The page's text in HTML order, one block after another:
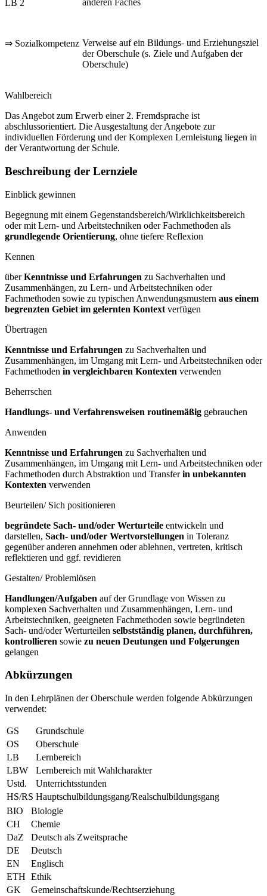
LB 2
anderen Faches
⇒ Sozialkompetenz Verweise auf ein Bildungs- und Erziehungsziel
der Oberschule (s. Ziele und Aufgaben der
Oberschule)
Wahlbereich
Das Angebot zum Erwerb einer 2. Fremdsprache ist
abschlussorientiert. Die Ausgestaltung der Angebote zur
individuellen Förderung und der Komplexen Lernleistung liegen in
der Verantwortung der Schule.
Beschreibung der Lernziele
Einblick gewinnen
Begegnung mit einem Gegenstandsbereich/Wirklichkeitsbereich
oder mit Lern- und Arbeitstechniken oder Fachmethoden als
grundlegende Orientierung, ohne tiefere Reflexion
Kennen
überKenntnisse und Erfahrungen zu Sachverhalten und
Zusammenhängen, zu Lern- und Arbeitstechniken oder
Fachmethoden sowie zu typischen Anwendungsmustern aus einem
begrenzten Gebiet im gelernten Kontext verfügen
Übertragen
Kenntnisse und Erfahrungen zu Sachverhalten und
Zusammenhängen, im Umgang mit Lern- und Arbeitstechniken oder
Fachmethoden in vergleichbaren Kontexten verwenden
Beherrschen
Handlungs- und Verfahrensweisen routinemäßig gebrauchen
Anwenden
Kenntnisse und Erfahrungen zu Sachverhalten und
Zusammenhängen, im Umgang mit Lern- und Arbeitstechniken oder
Fachmethoden durch Abstraktion und Transferin unbekannten
Kontexten verwenden
Beurteilen/ Sich positionieren
begründete Sach- und/oder Werturteile entwickeln und
darstellen, Sach- und/oder Wertvorstellungen in Toleranz
gegenüber anderen annehmen oder ablehnen, vertreten, kritisch
reflektieren und ggf. revidieren
Gestalten/ Problemlösen
Handlungen/Aufgaben auf der Grundlage von Wissen zu
komplexen Sachverhalten und Zusammenhängen, Lern- und
Arbeitstechniken, geeigneten Fachmethoden sowie begründeten
Sach- und/oder Werturteilen selbstständig planen, durchführen,
kontrollieren sowie zu neuen Deutungen und Folgerungen
gelangen
Abkürzungen
In den Lehrplänen der Oberschule werden folgende Abkürzungen
verwendet:
GS
Grundschule
OS
Oberschule
LB
Lernbereich
LBW
Lernbereich mit Wahlcharakter
Ustd.
Unterrichtsstunden
HS/RS Hauptschulbildungsgang/Realschulbildungsgang
BIO
Biologie
CH
Chemie
DaZ
Deutsch als Zweitsprache
DE
Deutsch
EN
Englisch
ETH Ethik
GK
Gemeinschaftskunde/Rechtserziehung